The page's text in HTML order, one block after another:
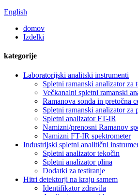
English
domov
Izdelki
kategorije
Laboratorijski analitski instrumenti
Spletni ramanski analizator za
Večkanalni spletni ramanski
Ramanova sonda in pretočna
Spletni ramanski analizator za
Spletni analizator FT-IR
Namizni/prenosni Ramanov
Namizni FT-IR spektrometer
Industrijski spletni analitični
Spletni analizator tekočin
Spletni analizator plina
Dodatki za testiranje
Hitri detektorji na kraju samem
Identifikator zdravila